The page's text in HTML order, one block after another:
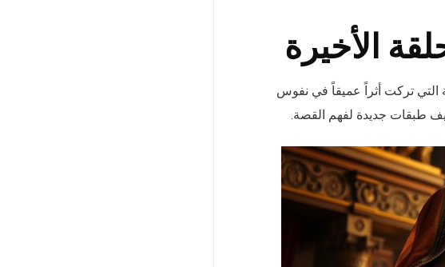
الأخيرة
التي تركت أثراً عميقاً في نفوس
طبقات جديدة لفهم القصة.